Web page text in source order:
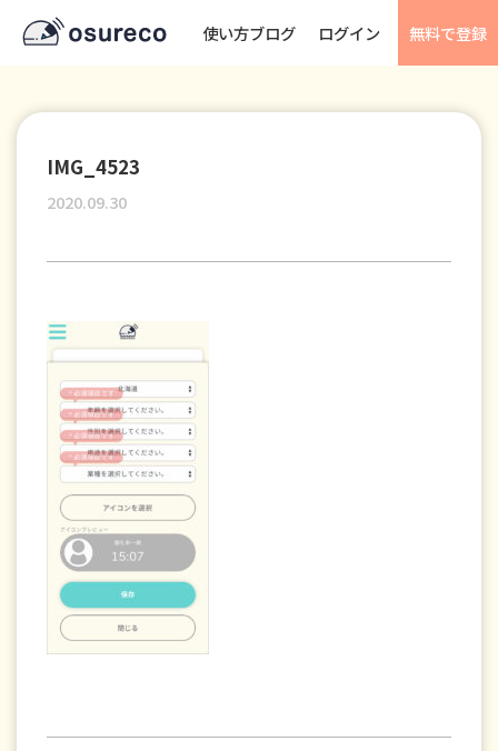
使い方ブログ ログイン 無料で登録
IMG_4523
2020.09.30